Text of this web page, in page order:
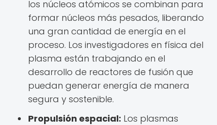
los núcleos atómicos se combinan para
formar núcleos más pesados, liberando
una gran cantidad de energía en el
proceso. Los investigadores en física del
plasma están trabajando en el
desarrollo de reactores de fusión que
puedan generar energía de manera
segura y sostenible.
Propulsión espacial: Los plasmas